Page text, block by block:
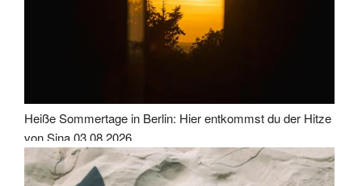
Heiße Sommertage in Berlin: Hier entkommst du der Hitze
von Sina 03.08.2026